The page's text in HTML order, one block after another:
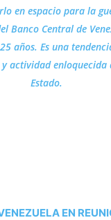
en espacio para la
Banco Central de
años. Es una
actividad enloquecida
Estado.
EN